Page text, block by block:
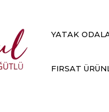
YATAK
FIRSAT